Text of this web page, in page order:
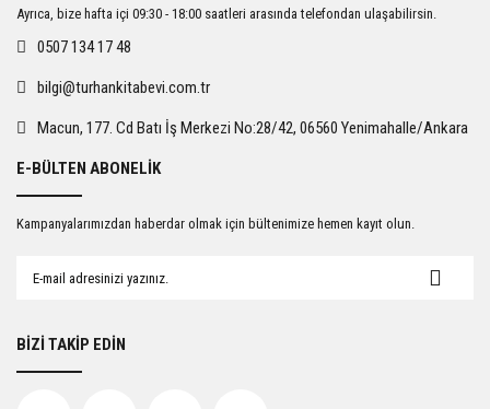
Ürün bilgilerinde hatalar bulunuyor.
Ürün fiyatı diğer sitelerden daha pahalı.
Gönder
Ayrıca, bize hafta içi 09:30 - 18:00 saatleri arasında telefondan ulaşabilirsin.
0507 134 17 48
bilgi@turhankitabevi.com.tr
Macun, 177. Cd Batı İş Merkezi No:28/42, 06560 Yenimahalle/Ankara
E-BÜLTEN ABONELİK
Kampanyalarımızdan haberdar olmak için bültenimize hemen kayıt olun.
BİZİ TAKİP EDİN